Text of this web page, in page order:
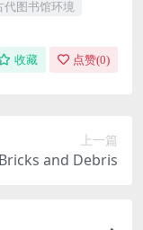
代图书馆环境
收藏 点赞(0)
上一篇
and Debris